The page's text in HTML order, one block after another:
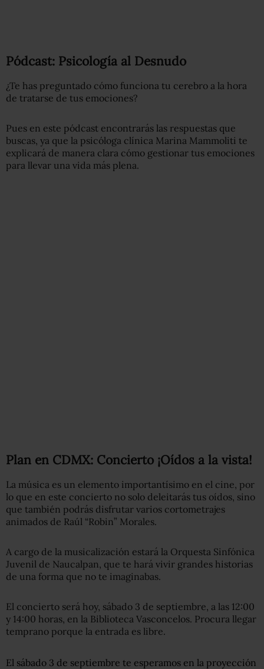
Pódcast: Psicología al Desnudo
¿Te has preguntado cómo funciona tu cerebro a la hora
de tratarse de tus emociones?
Pues en este pódcast encontrarás las respuestas que
buscas, ya que la psicóloga clínica Marina Mammoliti te
explicará de manera clara cómo gestionar tus emociones
para llevar una vida más plena.
Plan en CDMX: Concierto ¡Oídos a la vista!
La música es un elemento importantísimo en el cine, por
lo que en este concierto no solo deleitarás tus oídos, sino
que también podrás disfrutar varios cortometrajes
animados de Raúl “Robin” Morales.
A cargo de la musicalización estará la Orquesta Sinfónica
Juvenil de Naucalpan, que te hará vivir grandes historias
de una forma que no te imaginabas.
El concierto será hoy, sábado 3 de septiembre, a las 12:00
y 14:00 horas, en la Biblioteca Vasconcelos. Procura llegar
temprano porque la entrada es libre.
El sábado 3 de septiembre te esperamos en la proyección